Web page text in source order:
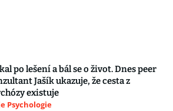
po lešení a bál se o život. Dnes peer
Jašík ukazuje, že cesta z
existuje
Psychologie